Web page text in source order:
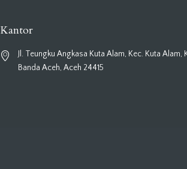
Kantor
Jl. Teungku Angkasa Kuta Alam, Kec. Kuta Alam,
Banda Aceh, Aceh 24415